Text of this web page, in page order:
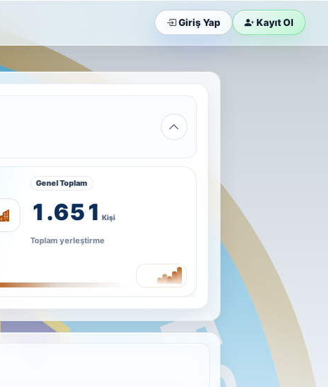
Giriş Yap Kayıt Ol
Genel Toplam
1.651 Kişi
Toplam yerleştirme